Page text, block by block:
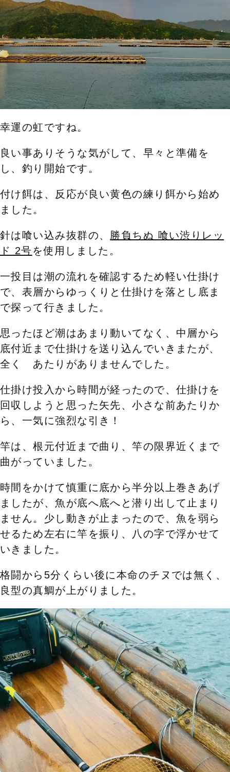
幸運の虹ですね。
良い事ありそうな気がして、早々と準備を
し、釣り開始です。
付け餌は、反応が良い黄色の練り餌から始め
ました。
針は喰い込み抜群の、 勝負ちぬ 喰い渋りレッ
ド 2号を使用しました。
一投目は潮の流れを確認するため軽い仕掛け
で、表層からゆっくりと仕掛けを落とし底ま
で探って行きました。
思ったほど潮はあまり動いてなく、中層から
底付近まで仕掛けを送り込んでいきまたが、
全く あたりがありませんでした。
仕掛け投入から時間が経ったので、仕掛けを
回収しようと思った矢先、小さな前あたりか
ら、一気に強烈な引き！
竿は、根元付近まで曲り、竿の限界近くまで
曲がっていました。
時間をかけて慎重に底から半分以上巻きあげ
ましたが、魚が底へ底へと潜り出して止まり
ません。少し動きが止まったので、魚を弱ら
せるため左右に竿を振り、八の字で浮かせて
いきました。
格闘から5分くらい後に本命のチヌでは無く、
良型の真鯛が上がりました。